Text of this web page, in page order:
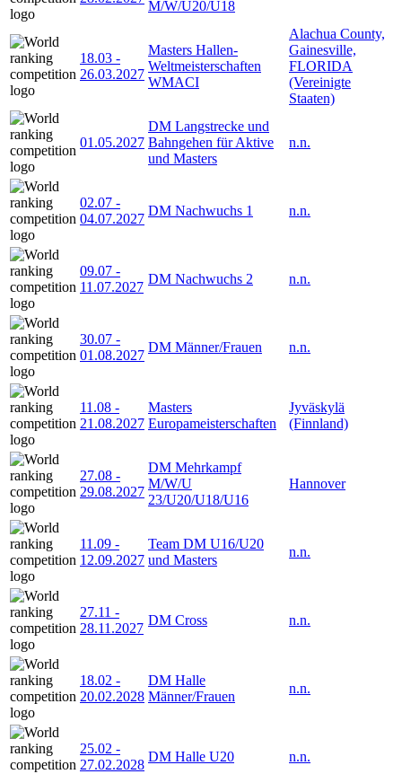
M/W/U20/U18
18.03 -
26.03.2027
Masters Hallen-
Weltmeisterschaften
WMACI
Alachua County,
Gainesville,
FLORIDA
(Vereinigte
Staaten)
01.05.2027
DM Langstrecke und
Bahngehen für Aktive
und Masters
n.n.
02.07 -
04.07.2027
DM Nachwuchs 1 n.n.
09.07 -
11.07.2027
DM Nachwuchs 2 n.n.
30.07 -
01.08.2027
DM Männer/Frauen n.n.
11.08 -
21.08.2027
Masters
Europameisterschaften
Jyväskylä
(Finnland)
27.08 -
29.08.2027
DM Mehrkampf
M/W/U
23/U20/U18/U16
Hannover
11.09 -
12.09.2027
Team DM U16/U20
und Masters
n.n.
27.11 -
28.11.2027
DM Cross n.n.
18.02 -
20.02.2028
DM Halle
Männer/Frauen
n.n.
25.02 -
27.02.2028
DM Halle U20 n.n.